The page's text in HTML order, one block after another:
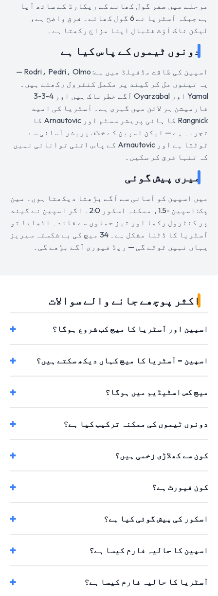
مرحلے میں صفر گول کھانے کے ریکارڈ کے ساتھ آیا
ہے جبکہ آسٹریا نے 6 گول کھائے۔ فرق واضح ہے،
لیکن ناک آؤٹ فٹبال اپنا مزاج رکھتا ہے۔
دونوں ٹیموں کے پاس کیا ہے
اسپین کی طاقت مڈفیلڈ میں ہے: Rodri، Pedri، Olmo —
یہ تینوں مل کر گیند پر مکمل کنٹرول رکھتے ہیں۔
Yamal اور Oyarzabal آگے خطرناک ہیں اور 4-3-3
فارمیشن ہر لائن میں گہری ہے۔ آسٹریا کی امید
Rangnick کا ہائی پریشر سسٹم اور Arnautovic کا
تجربہ ہے — لیکن اسپین کے خلاف پریشر آسانی سے
ٹوٹتا ہے اور Arnautovic کے پاس اتنی توانائی نہیں
کہ تنہا فرق کر سکیں۔
میری پیش گوئی
میں اسپین کو آسانی سے آگے بڑھتا دیکھتا ہوں۔ مین
پک: اسپین -1.5، ممکنہ اسکور 2:0۔ اگر اسپین نے گیند
پر کنٹرول رکھا اور تیز حملوں سے فائدہ اٹھایا تو
آسٹریا کا ڈٹنا مشکل ہے۔ 34 میچ کی بے شکستہ سیریز
یہاں نہیں ٹوٹے گی — ریڈ فیوری آگے بڑھے گی۔
اکثر پوچھے جانے والے سوالات
اسپین اور آسٹریا کا میچ کب شروع ہوگا؟
اسپین – آسٹریا کا میچ کہاں دیکھ سکتے ہیں؟
میچ کس اسٹیڈیم میں ہوگا؟
دونوں ٹیموں کی ممکنہ ترکیب کیا ہے؟
کون سے کھلاڑی زخمی ہیں؟
کون فیورٹ ہے؟
اسکور کی پیش گوئی کیا ہے؟
اسپین کا حالیہ فارم کیسا ہے؟
آسٹریا کا حالیہ فارم کیسا ہے؟